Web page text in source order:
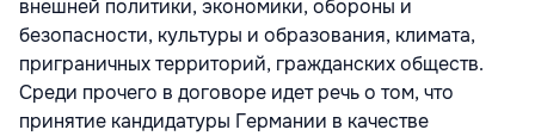
внешней политики, экономики, обороны и
безопасности, культуры и образования, климата,
приграничных территорий, гражданских обществ.
Среди прочего в договоре идет речь о том, что
принятие кандидатуры Германии в качестве